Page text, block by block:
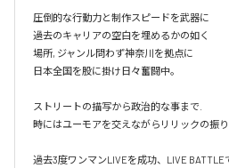
圧倒的な行動力と制作スピードを武器に
過去のキャリアの空白を埋めるかの如く
場所, ジャンル問わず神奈川を拠点に
日本全国を股に掛け日々奮闘中。
ストリートの描写から政治的な事まで.
時にはユーモアを交えながらリリックの振り
過去3度ワンマンLIVEを成功、LIVE BATTLE